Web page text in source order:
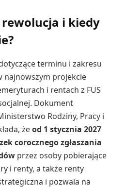
i kiedy
terminu i zakresu
najnowszym projekcie
i rentach z FUS
Dokument
Rodziny, Pracy i
żeod 1 stycznia 2027
corocznego zgłaszania
przez osoby pobierające
i renty, a także renty
i pozwala na